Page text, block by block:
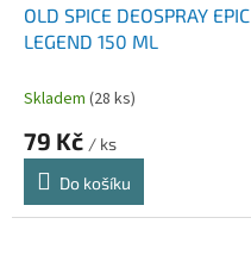
OLD SPICE DEOSPRAY EPIC
LEGEND 150 ML
Skladem (28 ks)
79 Kč / ks
Do košíku